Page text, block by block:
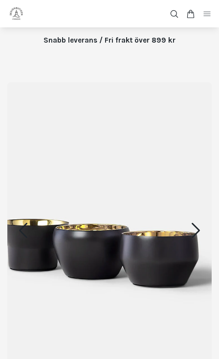
Snabb leverans / Fri frakt över 899 kr